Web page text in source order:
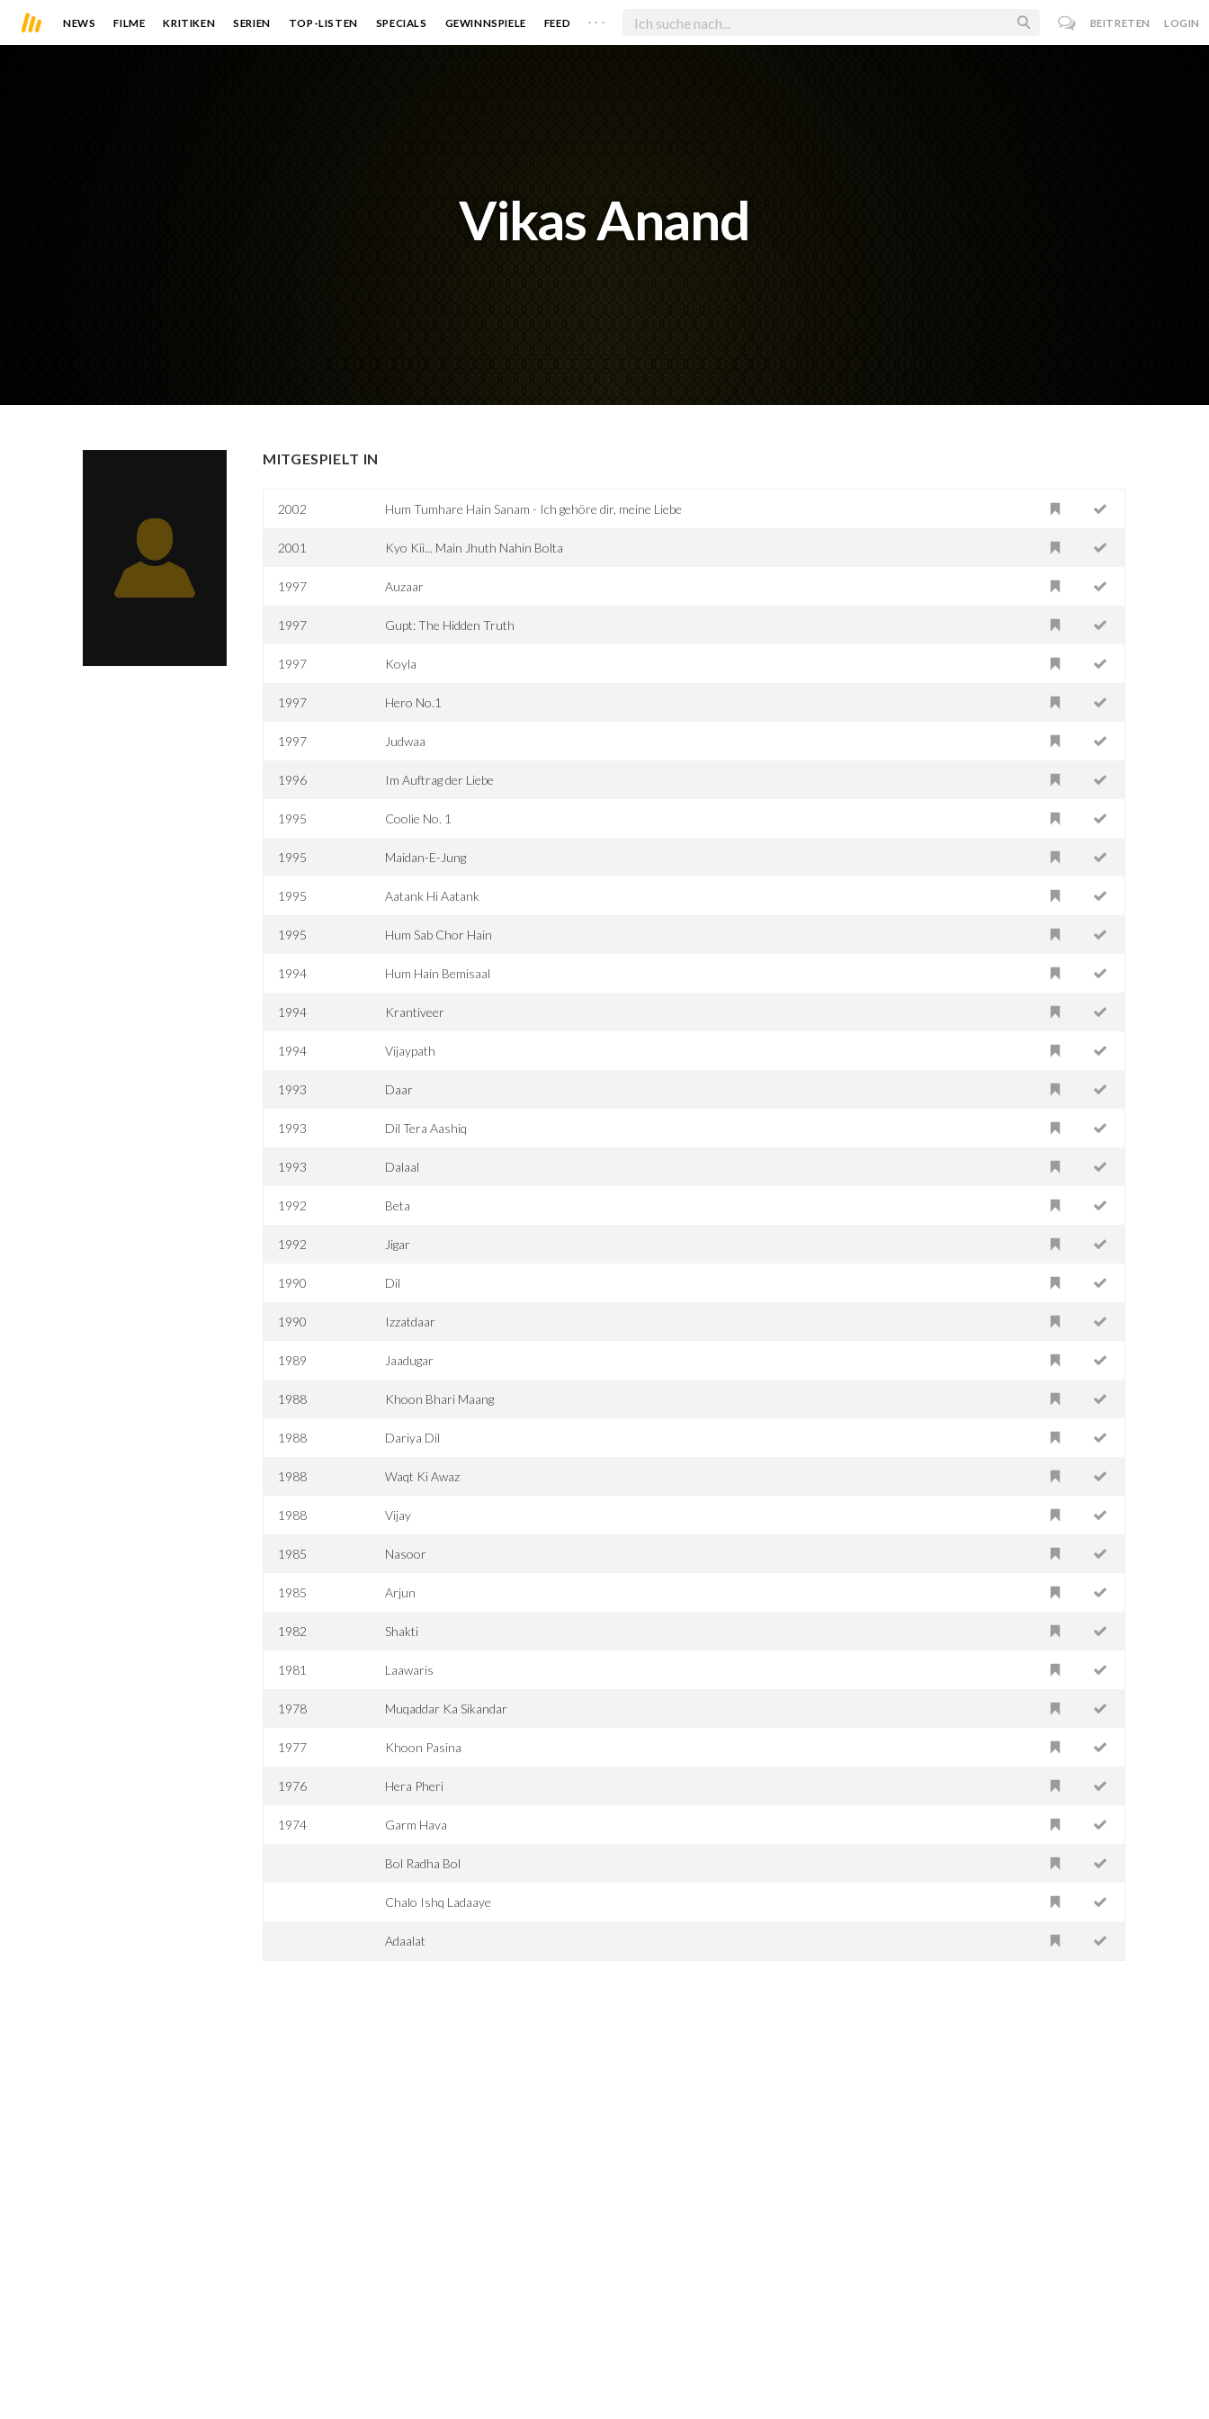
NEWS FILME KRITIKEN SERIEN TOP-LISTEN SPECIALS GEWINNSPIELE FEED . . . BEITRETEN LOGIN
Vikas Anand
MITGESPIELT IN
2002 Hum Tumhare Hain Sanam - Ich gehöre dir, meine Liebe
2001 Kyo Kii... Main Jhuth Nahin Bolta
1997 Auzaar
1997 Gupt: The Hidden Truth
1997 Koyla
1997 Hero No.1
1997 Judwaa
1996 Im Auftrag der Liebe
1995 Coolie No. 1
1995 Maidan-E-Jung
1995 Aatank Hi Aatank
1995 Hum Sab Chor Hain
1994 Hum Hain Bemisaal
1994 Krantiveer
1994 Vijaypath
1993 Daar
1993 Dil Tera Aashiq
1993 Dalaal
1992 Beta
1992 Jigar
1990 Dil
1990 Izzatdaar
1989 Jaadugar
1988 Khoon Bhari Maang
1988 Dariya Dil
1988 Waqt Ki Awaz
1988 Vijay
1985 Nasoor
1985 Arjun
1982 Shakti
1981 Laawaris
1978 Muqaddar Ka Sikandar
1977 Khoon Pasina
1976 Hera Pheri
1974 Garm Hava
Bol Radha Bol
Chalo Ishq Ladaaye
Adaalat